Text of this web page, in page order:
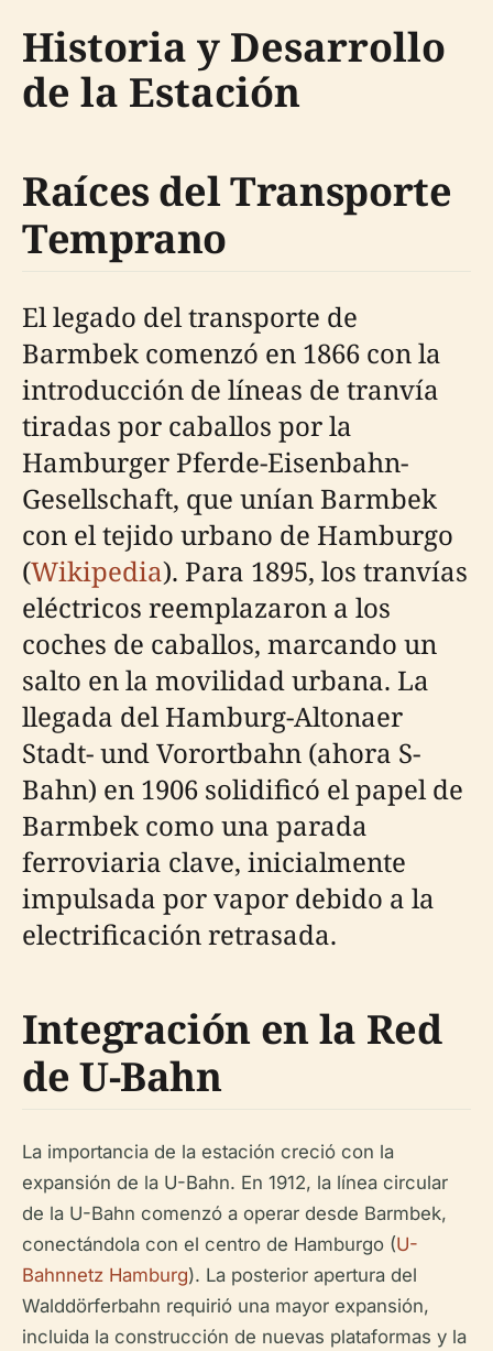
Historia y Desarrollo
de la Estación
Raíces del Transporte
Temprano
El legado del transporte de
Barmbek comenzó en 1866 con la
introducción de líneas de tranvía
tiradas por caballos por la
Hamburger Pferde-Eisenbahn-
Gesellschaft, que unían Barmbek
con el tejido urbano de Hamburgo
(Wikipedia). Para 1895, los tranvías
eléctricos reemplazaron a los
coches de caballos, marcando un
salto en la movilidad urbana. La
llegada del Hamburg-Altonaer
Stadt- und Vorortbahn (ahora S-
Bahn) en 1906 solidificó el papel de
Barmbek como una parada
ferroviaria clave, inicialmente
impulsada por vapor debido a la
electrificación retrasada.
Integración en la Red
de U-Bahn
La importancia de la estación creció con la
expansión de la U-Bahn. En 1912, la línea circular
de la U-Bahn comenzó a operar desde Barmbek,
conectándola con el centro de Hamburgo (U-
Bahnnetz Hamburg). La posterior apertura del
Walddörferbahn requirió una mayor expansión,
incluida la construcción de nuevas plataformas y la